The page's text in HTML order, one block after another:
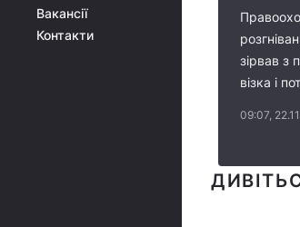
Вакансії
Контакти
зірвав з
візка і
09:07,